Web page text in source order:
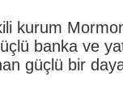
kurum
banka ve
güçlü bir